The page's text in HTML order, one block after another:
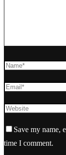
Save my name,
time I comment.